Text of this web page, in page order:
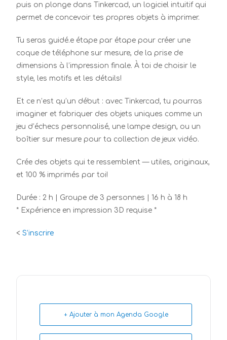
puis on plonge dans Tinkercad, un logiciel intuitif qui
permet de concevoir tes propres objets à imprimer.
Tu seras guidé.e étape par étape pour créer une
coque de téléphone sur mesure, de la prise de
dimensions à l’impression finale. À toi de choisir le
style, les motifs et les détails!
Et ce n’est qu’un début : avec Tinkercad, tu pourras
imaginer et fabriquer des objets uniques comme un
jeu d’échecs personnalisé, une lampe design, ou un
boîtier sur mesure pour ta collection de jeux vidéo.
Crée des objets qui te ressemblent — utiles, originaux,
et 100 % imprimés par toi!
Durée : 2 h | Groupe de 3 personnes | 16 h à 18 h
* Expérience en impression 3D requise *
< S’inscrire
+ Ajouter à mon Agenda Google